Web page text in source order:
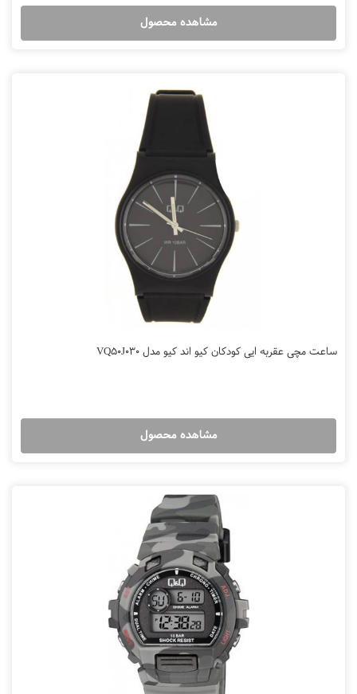
مشاهده محصول
ساعت مچی عقربه ایی کودکان کیو اند کیو مدل VQ50J030
مشاهده محصول